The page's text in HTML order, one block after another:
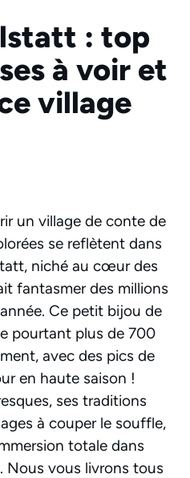
: top
à voir et
village
un village de conte de
se reflètent dans
niché au cœur des
fantasmer des millions
Ce petit bijou de
pourtant plus de 700
avec des pics de
en haute saison !
ses traditions
à couper le souffle,
totale dans
Nous vous livrons tous